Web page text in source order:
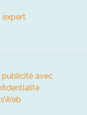
expert
publicité avec